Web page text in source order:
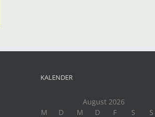
KALENDER
August 2026
M
D M D F S S